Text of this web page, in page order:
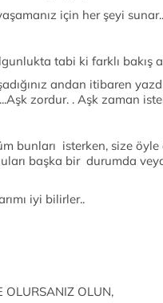
için her şeyi sunar..
tabi ki farklı bakış
andan itibaren
zordur. . Aşk zaman
bunları isterken, size
başka bir durumda
iyi bilirler..
OLURSANIZ OLUN,